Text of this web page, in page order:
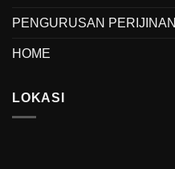
PENGURUSAN PERIJINAN
HOME
LOKASI